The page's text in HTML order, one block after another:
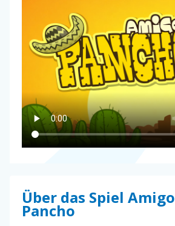
Über das Spiel Amigo
Pancho